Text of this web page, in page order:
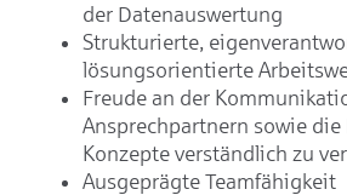
der Datenauswertung
Strukturierte,
lösungsorientierte
Freude an der
Ansprechpartnern sowie
Konzepte verständlich zu
Ausgeprägte Teamfähigkeit